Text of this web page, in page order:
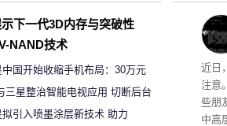
近日
注意
些朋
中高
下一代3D内存与突破性
NAND技术
中国开始收缩手机布局：30万元
不达标门店 将被逐步清退
三星整治智能电视应用 切断后台
带宽的违规行为
拟引入喷墨涂层新技术 助力